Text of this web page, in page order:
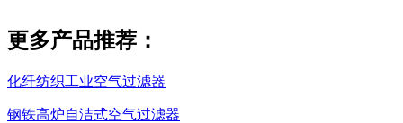
更多产品推荐：
化纤纺织工业空气过滤器
钢铁高炉自洁式空气过滤器